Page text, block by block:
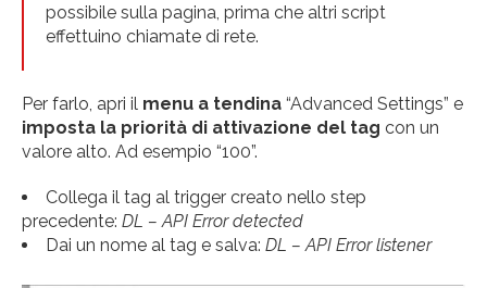
possibile sulla pagina, prima che altri script
effettuino chiamate di rete.
Per farlo, apri il menu a tendina “Advanced Settings” e
imposta la priorità di attivazione del tag con un
valore alto. Ad esempio “100”.
Collega il tag al trigger creato nello step
precedente: DL – API Error detected
Dai un nome al tag e salva: DL – API Error listener